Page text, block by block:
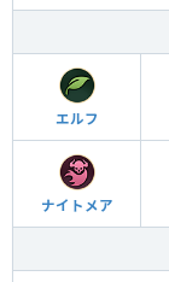
エルフ
ナイトメア